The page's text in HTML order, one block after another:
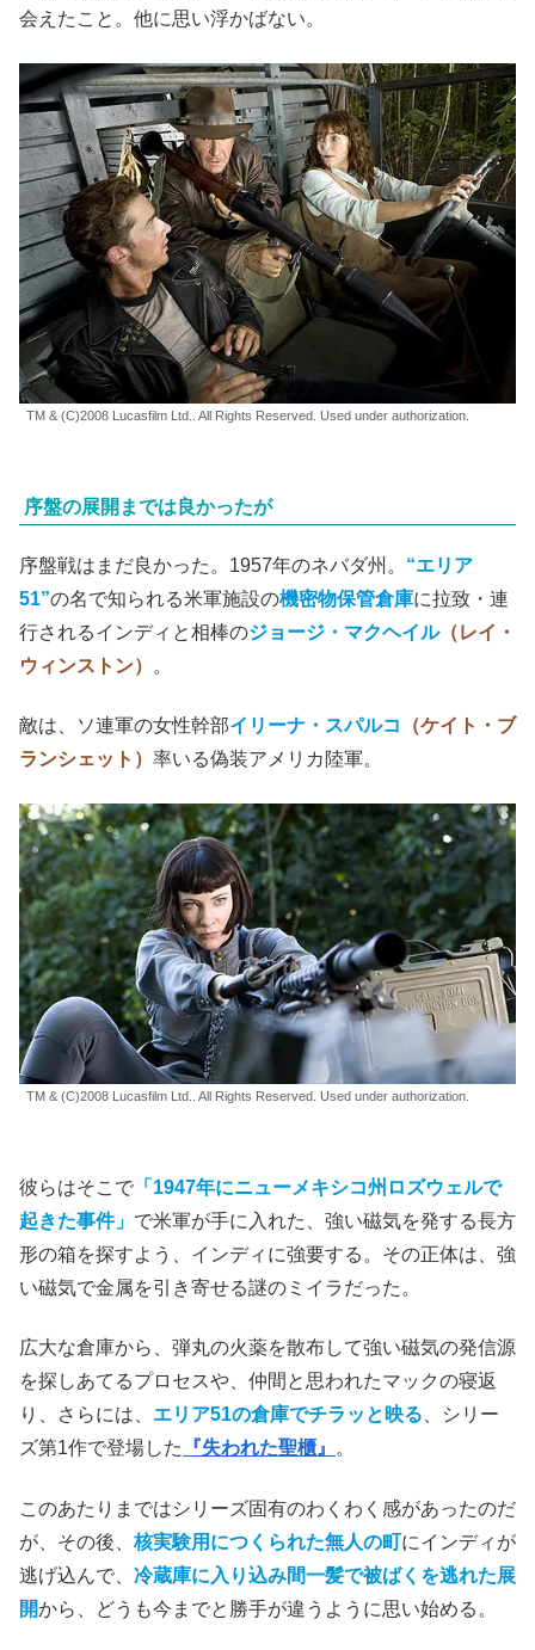
会えたこと。他に思い浮かばない。
TM & (C)2008 Lucasfilm Ltd.. All Rights Reserved. Used under authorization.
序盤の展開までは良かったが
序盤戦はまだ良かった。1957年のネバダ州。 “エリア
51”の名で知られる米軍施設の機密物保管倉庫に拉致・連
行されるインディと相棒のジョージ・マクヘイル（レイ・
ウィンストン）
。
敵は、ソ連軍の女性幹部イリーナ・スパルコ
（ケイト・ブ
ランシェット） 率いる偽装アメリカ陸軍。
TM & (C)2008 Lucasfilm Ltd.. All Rights Reserved. Used under authorization.
彼らはそこで 「1947年にニューメキシコ州ロズウェルで
起きた事件」 で米軍が手に入れた、強い磁気を発する長方
形の箱を探すよう、インディに強要する。その正体は、強
い磁気で金属を引き寄せる謎のミイラだった。
広大な倉庫から、弾丸の火薬を散布して強い磁気の発信源
を探しあてるプロセスや、仲間と思われたマックの寝返
り、さらには、 エリア51の倉庫でチラッと映る、シリー
ズ第1作で登場した
『失われた聖櫃』 。
このあたりまではシリーズ固有のわくわく感があったのだ
が、その後、 核実験用につくられた無人の町にインディが
逃げ込んで、 冷蔵庫に入り込み間一髪で被ばくを逃れた展
開から、どうも今までと勝手が違うように思い始める。